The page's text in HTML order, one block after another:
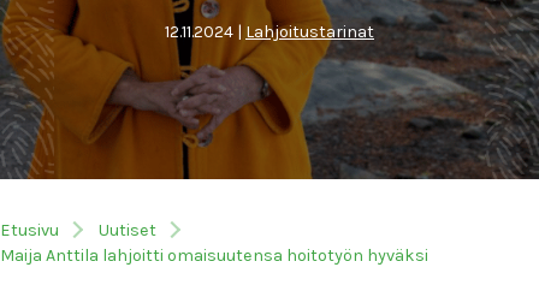
12.11.2024 | Lahjoitustarinat
Etusivu
Uutiset
Maija Anttila lahjoitti omaisuutensa hoitotyön hyväksi